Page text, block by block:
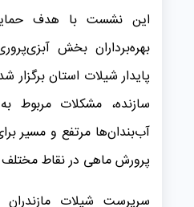
این نشست با هدف
بهره‌برداران بخش
پایدار شیلات استان برگزار
سازنده، مشکلات مربوط
آب‌بندان‌ها مرتفع و مسیر
پرورش ماهی در نقاط مختلف
سرپرست شیلات